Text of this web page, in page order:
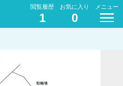
閲覧履歴
1
お気に入り
0
メニュー